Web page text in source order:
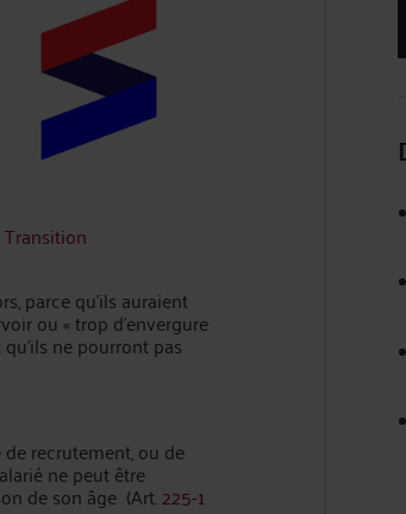
Transition
parce qu’ils auraient
ou « trop d’envergure
ne pourront pas
recrutement, ou de
ne peut être
de son âge (Art.225-1